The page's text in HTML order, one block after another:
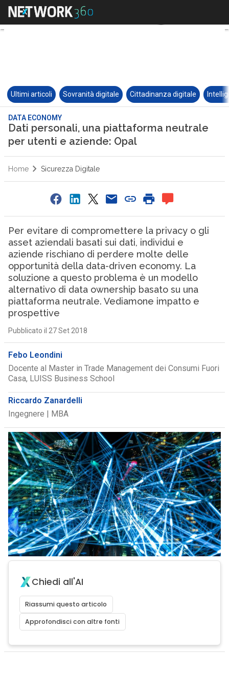
Ultimi articoli Sovranità digitale Cittadinanza digitale
DATA ECONOMY
Dati personali, una piattaforma neutrale
per utenti e aziende: Opal
Home Sicurezza Digitale
Per evitare di compromettere la privacy o gli
asset aziendali basati sui dati, individui e
aziende rischiano di perdere molte delle
opportunità della data-driven economy. La
soluzione a questo problema è un modello
alternativo di data ownership basato su una
piattaforma neutrale. Vediamone impatto e
prospettive
Pubblicato il 27 Set 2018
Febo Leondini
Docente al Master in Trade Management dei Consumi Fuori
Casa, LUISS Business School
Riccardo Zanardelli
Ingegnere | MBA
Chiedi all'AI
Riassumi questo articolo
Approfondisci con altre fonti